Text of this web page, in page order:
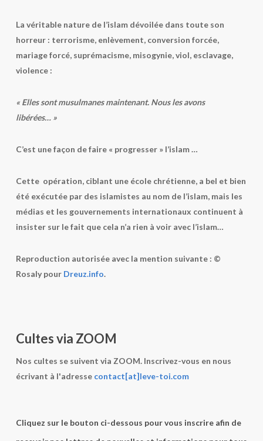
La véritable nature de l’islam dévoilée dans toute son
horreur : terrorisme, enlèvement, conversion forcée,
mariage forcé, suprémacisme, misogynie, viol, esclavage,
violence :
« Elles sont musulmanes maintenant. Nous les avons
libérées… »
C’est une façon de faire « progresser » l’islam …
Cette opération, ciblant une école chrétienne, a bel et bien
été exécutée par des islamistes au nom de l’islam, mais les
médias et les gouvernements internationaux continuent à
insister sur le fait que cela n’a rien à voir avec l’islam…
Reproduction autorisée avec la mention suivante : ©
Rosaly pour Dreuz.info.
Cultes via ZOOM
Nos cultes se suivent via ZOOM. Inscrivez-vous en nous
écrivant à l'adresse contact[at]leve-toi.com
Cliquez sur le bouton ci-dessous pour vous inscrire afin de